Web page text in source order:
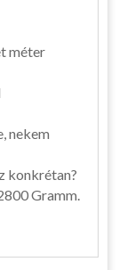
méter
nekem
konkrétan?
Gramm.